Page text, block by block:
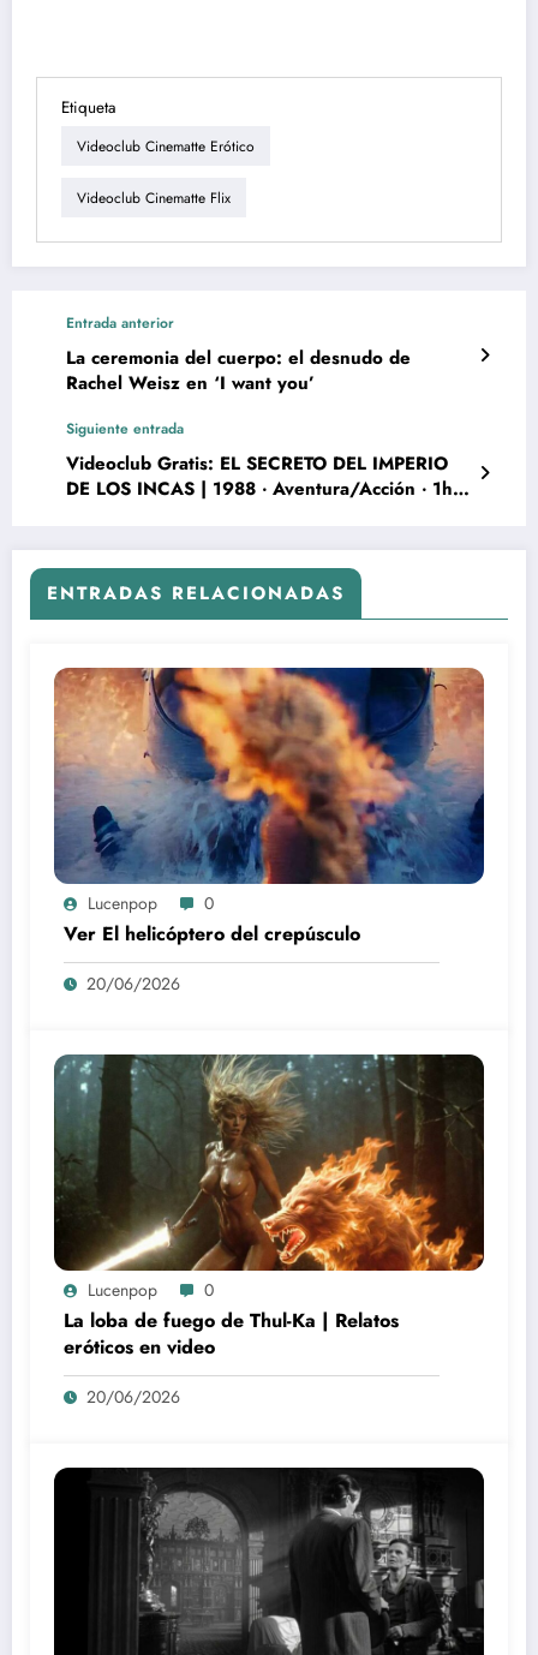
Etiqueta
Videoclub Cinematte Erótico
Videoclub Cinematte Flix
Entrada anterior
La ceremonia del cuerpo: el desnudo de
Rachel Weisz en ‘I want you’
Siguiente entrada
Videoclub Gratis: EL SECRETO DEL IMPERIO
DE LOS INCAS | 1988 ‧ Aventura/Acción ‧ 1h
ENTRADAS RELACIONADAS
Lucenpop 0
Ver El helicóptero del crepúsculo
20/06/2026
Lucenpop 0
La loba de fuego de Thul-Ka | Relatos
eróticos en video
20/06/2026